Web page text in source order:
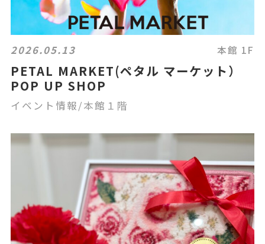
2026.05.13 本館 1F
PETAL MARKET(ペタル マーケット）
POP UP SHOP
イベント情報/本館１階